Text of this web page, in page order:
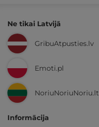
Ne tikai Latvijā
GribuAtpusties.lv
Emoti.pl
NoriuNoriuNoriu.lt
Informācija